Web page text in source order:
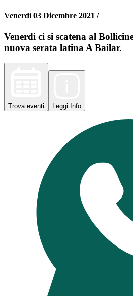
Venerdì 03 Dicembre 2021 /
Venerdì ci si scatena al
nuova serata latina A Bailar.
Trova eventi Leggi Info